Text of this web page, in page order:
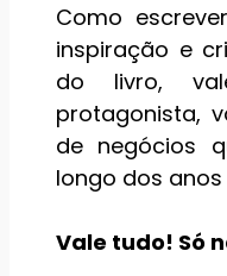
Como
inspiração e
do livro,
protagonista,
de negócios
longo dos
Vale tudo! Só